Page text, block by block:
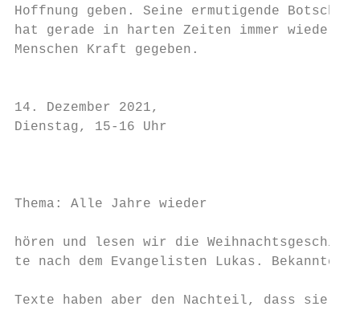
Hoffnung geben. Seine ermutigende
hat gerade in harten Zeiten immer
Menschen Kraft gegeben.
14. Dezember 2021,
Dienstag, 15-16 Uhr
Thema: Alle Jahre wieder
hören und lesen wir die
te nach dem Evangelisten Lukas.
Texte haben aber den Nachteil, dass sie -